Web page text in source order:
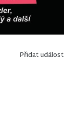
Přidat událost